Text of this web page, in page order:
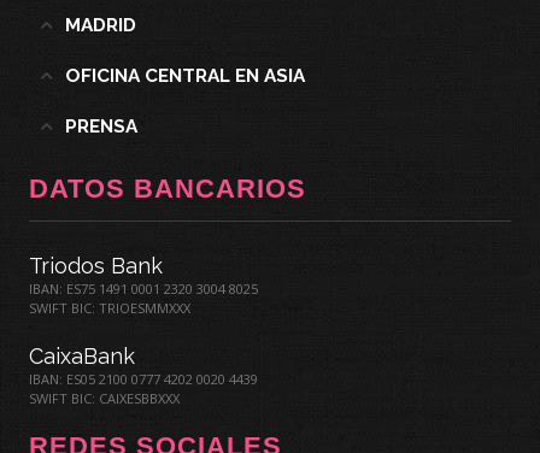
MADRID
OFICINA CENTRAL EN ASIA
PRENSA
DATOS BANCARIOS
Triodos Bank
IBAN: ES75 1491 0001 2320 3004 8025
SWIFT BIC: TRIOESMMXXX
CaixaBank
IBAN: ES05 2100 0777 4202 0020 4439
SWIFT BIC: CAIXESBBXXX
REDES SOCIALES